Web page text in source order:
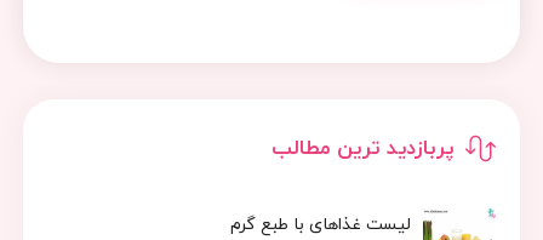
پربازدید ترین مطالب
لیست غذاهای با طبع گرم